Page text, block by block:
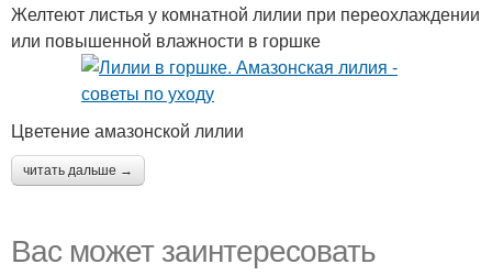
Желтеют листья у комнатной лилии при переохлаждении
или повышенной влажности в горшке
Цветение амазонской лилии
читать дальше →
Вас может заинтересовать